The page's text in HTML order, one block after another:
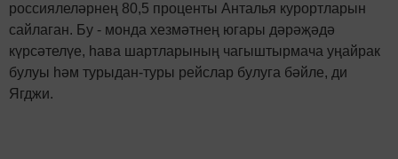
россиялеләрнең 80,5 проценты Анталья курортларын
сайлаган. Бу - монда хезмәтнең югары дәрәҗәдә
күрсәтелүе, һава шартларының чагыштырмача уңайрак
булуы һәм турыдан-туры рейслар булуга бәйле, ди
Ягджи.